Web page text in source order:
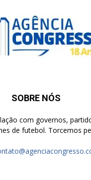
SOBRE NÓS
com governos,
de futebol. Torcemos